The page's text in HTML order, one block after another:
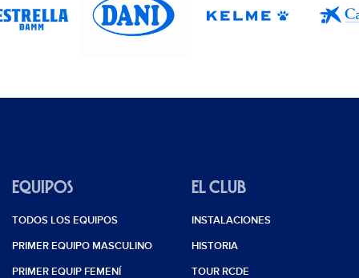
EQUIPOS
TODOS LOS EQUIPOS
PRIMER EQUIPO MASCULINO
PRIMER EQUIP FEMENÍ
EL CLUB
INSTALACIONES
HISTORIA
TOUR RCDE